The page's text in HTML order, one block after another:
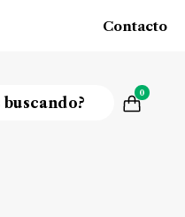
Contacto
0